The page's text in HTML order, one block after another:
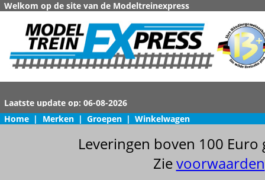
Welkom op de site van de Modeltreinexpress
Home | Merken | Groepen | Winkelwagen
Leveringen boven 100
Zievoorwaarden